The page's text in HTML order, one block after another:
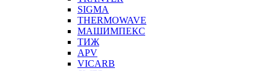
SIGMA
THERMOWAVE
МАШИМПЕКС
ТИЖ
APV
VICARB